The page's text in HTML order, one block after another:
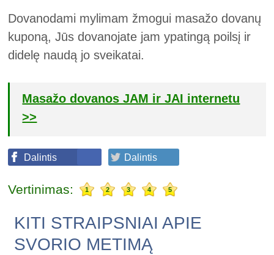
Dovanodami mylimam žmogui masažo dovanų
kuponą, Jūs dovanojate jam ypatingą poilsį ir
didelę naudą jo sveikatai.
Masažo dovanos JAM ir JAI internetu
>>
Dalintis Dalintis
Vertinimas: 1 2 3 4 5
KITI STRAIPSNIAI APIE
SVORIO METIMĄ